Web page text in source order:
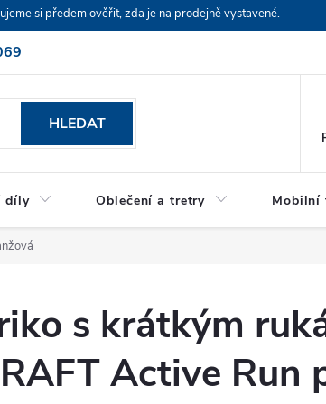
si předem ověřit, zda je na prodejně vystavené.
HLEDAT
díly Oblečení a tretry Mobilní
s krátkým
Active Run